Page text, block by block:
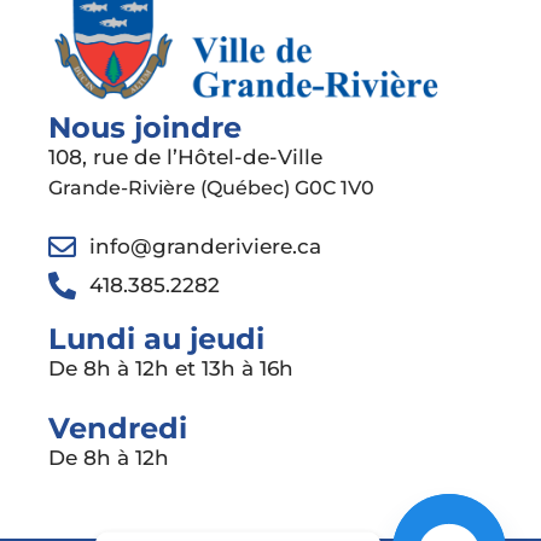
Nous joindre
108, rue de l’Hôtel-de-Ville
Grande-Rivière (Québec) G0C 1V0
info@granderiviere.ca
418.385.2282
Lundi au jeudi
De 8h à 12h et 13h à 16h
Vendredi
De 8h à 12h